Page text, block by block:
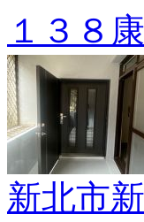
１３８
新北市